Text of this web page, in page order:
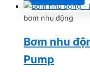
bơm nhu động
Bơm nhu
Pump